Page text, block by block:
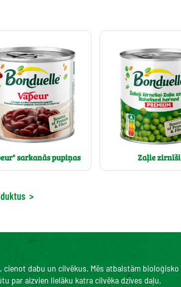
sarkanās pupiņas Zaļie zirnīši
>
dabu un cilvēkus. Mēs atbalstām bioloģisko
par aizvien lielāku katra cilvēka dzīves daļu.